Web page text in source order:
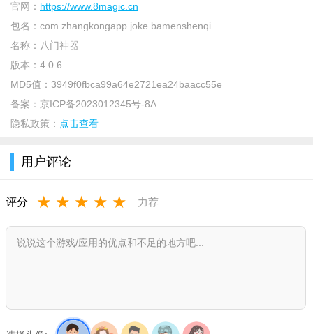
【软件说明】
八门神器13周年下载安装推荐给大家！作为一款优质的游戏
盒子社区平台，八门神器已经运营了13年了，成为了一个最受欢
迎的游戏修改平台，内置丰富的破解游戏，还可以进行手动Mod
【软件介绍】
移动娱乐平台。
官网： https://www.8magic.cn
包名： com.zhangkongapp.joke.bamenshenqi
名称： 八门神器
版本： 4.0.6
MD5值： 3949f0fbca99a64e2721ea24baacc55e
备案： 京ICP备2023012345号-8A
隐私政策： 点击查看
用户评论
评分 ★ ★ ★ ★ ★ 力荐